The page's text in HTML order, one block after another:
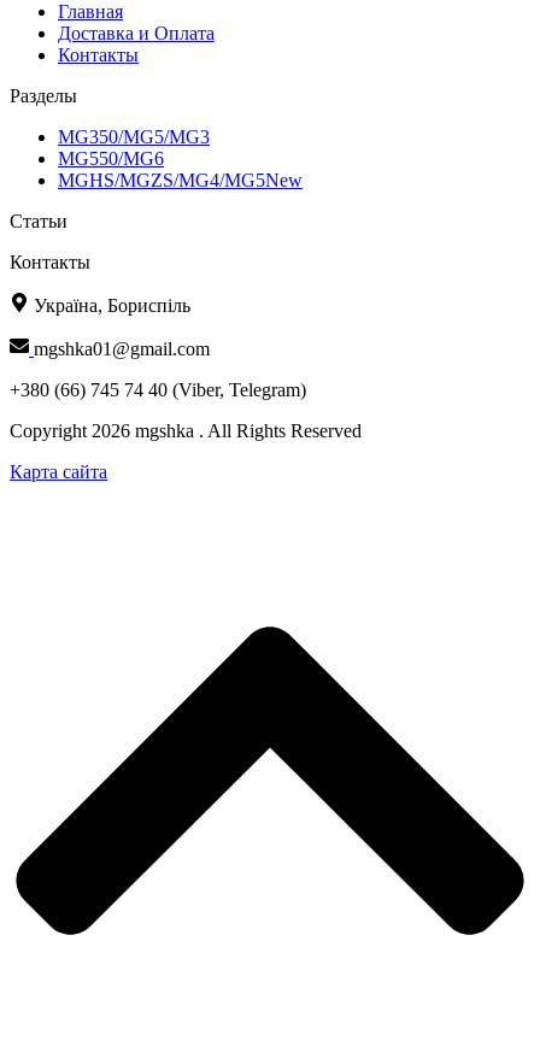
Главная
Доставка и Оплата
Контакты
Разделы
MG350/MG5/MG3
MG550/MG6
MGHS/MGZS/MG4/MG5New
Статьи
Контакты
Україна, Бориспіль
mgshka01@gmail.com
+380 (66) 745 74 40 (Viber, Telegram)
Copyright 2026 mgshka . All Rights Reserved
Карта сайта